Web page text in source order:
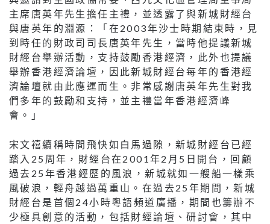
主席唐英年先生擔任主禮，並透露了與新城財經台
與唐英年的淵源：「在2003年沙士時期結束時，見
到時任的財政司司長唐英年先生，當時他提議新城
財經台舉辦活動，支持鼓勵香港經濟，此外也提議
舉辦香港經濟論壇，因此新城財經台每年的香港經
濟論壇就由此應運而生。非常感謝唐英年先生對我
們多年的鼓勵和支持，並主禮當年香港經濟峰
會。」
宋文禧續稱時間飛快如白馬過隙，新城財經台已經
踏入25周年，財經台在2001年2月5日開台，回顧
過去25年香港經歷的風浪，新城就如一艘船一樣乘
風破浪，輕舟越過萬重山。在過去25年期間，新城
財經台是首個24小時粵語頻道廣播，期間也籌辦不
少極具創意的活動，包括財經論壇、研討會，其中